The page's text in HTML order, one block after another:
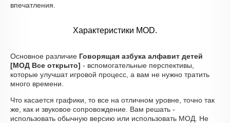
впечатления.
Характеристики MOD.
Основное различие Говорящая азбука алфавит детей
[МОД Все открыто] - вспомогательные перспективы,
которые улучшат игровой процесс, а вам не нужно тратить
много времени.
Что касается графики, то все на отличном уровне, точно так
же, как и звуковое сопровождение. Вам решать -
использовать обычную версию или использовать МОД. Не